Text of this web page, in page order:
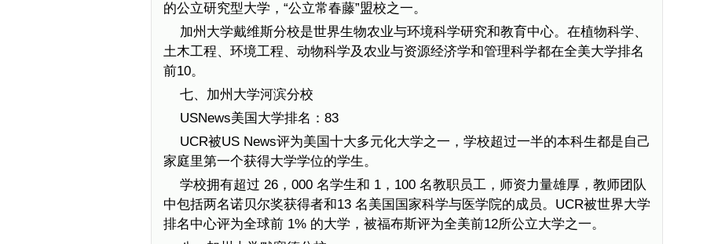
的公立研究型大学，“公立常春藤”盟校之一。
加州大学戴维斯分校是世界生物农业与环境科学研究和教育中心。在植物科学、
土木工程、环境工程、动物科学及农业与资源经济学和管理科学都在全美大学排名
前10。
七、加州大学河滨分校
USNews美国大学排名：83
UCR被US News评为美国十大多元化大学之一，学校超过一半的本科生都是自己
家庭里第一个获得大学学位的学生。
学校拥有超过 26，000 名学生和 1，100 名教职员工，师资力量雄厚，教师团队
中包括两名诺贝尔奖获得者和13 名美国国家科学与医学院的成员。UCR被世界大学
排名中心评为全球前 1% 的大学，被福布斯评为全美前12所公立大学之一。